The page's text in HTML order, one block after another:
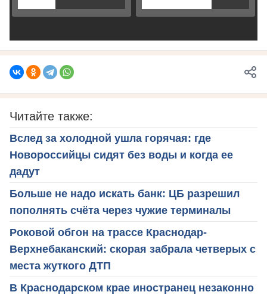
Читайте также:
Вслед за холодной ушла горячая: где
Новороссийцы сидят без воды и когда ее
дадут
Больше не надо искать банк: ЦБ разрешил
пополнять счёта через чужие терминалы
Роковой обгон на трассе Краснодар-
Верхнебаканский: скорая забрала четверых с
места жуткого ДТП
В Краснодарском крае иностранец незаконно